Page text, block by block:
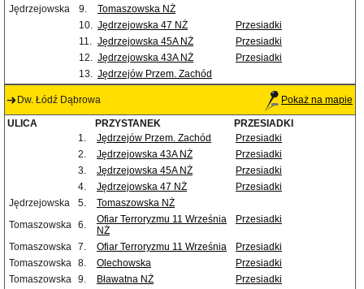
Jędrzejowska
9.
Tomaszowska NŻ
10. Jędrzejowska 47 NŻ
Przesiadki
11. Jędrzejowska 45A NŻ
Przesiadki
12. Jędrzejowska 43A NŻ
Przesiadki
13. Jędrzejów Przem. Zachód
Dw. Łódź Dąbrowa Pokaż na mapie
ULICA PRZYSTANEK
PRZESIADKI
1.
Jędrzejów Przem. Zachód
Przesiadki
2.
Jędrzejowska 43A NŻ
Przesiadki
3.
Jędrzejowska 45A NŻ
Przesiadki
4.
Jędrzejowska 47 NŻ
Przesiadki
Jędrzejowska
5.
Tomaszowska NŻ
Tomaszowska 6.
Ofiar Terroryzmu 11 Września
NŻ
Przesiadki
Tomaszowska 7. Ofiar Terroryzmu 11 Września
Przesiadki
Tomaszowska 8. Olechowska
Przesiadki
Tomaszowska 9. Bławatna NŻ
Przesiadki